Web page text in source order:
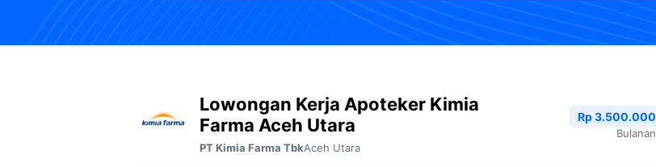
Lowongan Kerja Apoteker Kimia
Farma Aceh Utara
PT Kimia Farma TbkAceh Utara
Rp 3.500.000
Bulanan